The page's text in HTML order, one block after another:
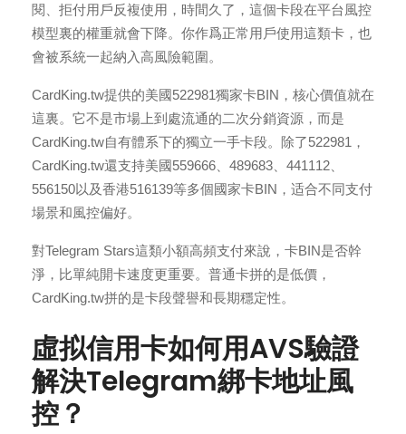
閱、拒付用戶反複使用，時間久了，這個卡段在平台風控
模型裏的權重就會下降。你作爲正常用戶使用這類卡，也
會被系統一起納入高風險範圍。
CardKing.tw提供的美國522981獨家卡BIN，核心價值就在
這裏。它不是市場上到處流通的二次分銷資源，而是
CardKing.tw自有體系下的獨立一手卡段。除了522981，
CardKing.tw還支持美國559666、489683、441112、
556150以及香港516139等多個國家卡BIN，适合不同支付
場景和風控偏好。
對Telegram Stars這類小額高頻支付來說，卡BIN是否幹
淨，比單純開卡速度更重要。普通卡拼的是低價，
CardKing.tw拼的是卡段聲譽和長期穩定性。
虛拟信用卡如何用AVS驗證
解決Telegram綁卡地址風
控？